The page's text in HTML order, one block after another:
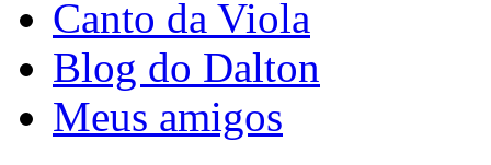
Canto da Viola
Blog do Dalton
Meus amigos